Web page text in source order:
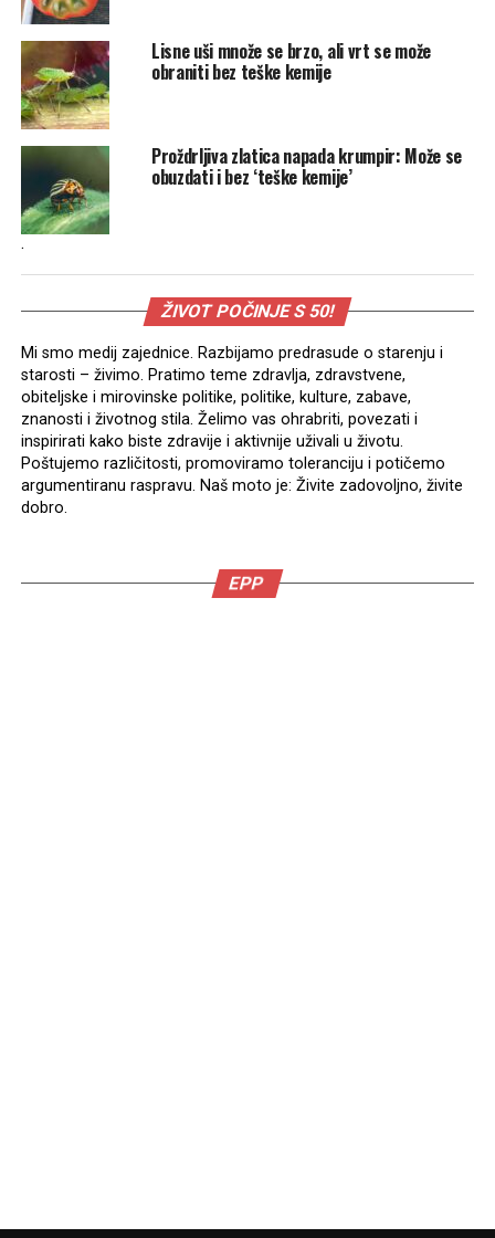
Lisne uši množe se brzo, ali vrt se može
obraniti bez teške kemije
Proždrljiva zlatica napada krumpir: Može se
obuzdati i bez ‘teške kemije’
.
ŽIVOT POČINJE S 50!
Mi smo medij zajednice. Razbijamo predrasude o starenju i
starosti – živimo. Pratimo teme zdravlja, zdravstvene,
obiteljske i mirovinske politike, politike, kulture, zabave,
znanosti i životnog stila. Želimo vas ohrabriti, povezati i
inspirirati kako biste zdravije i aktivnije uživali u životu.
Poštujemo različitosti, promoviramo toleranciju i potičemo
argumentiranu raspravu. Naš moto je: Živite zadovoljno, živite
dobro.
EPP